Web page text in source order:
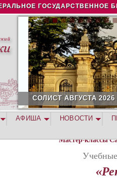
navigationГОСУДАРСТВЕННОЕ
СОЛИСТ АВГУСТА 2026
Мастер-классы
АФИША НОВОСТИ